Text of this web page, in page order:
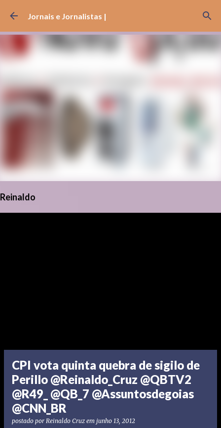
Pular para o conteúdo principal
Jornais e Jornalistas |
Reinaldo
CPI vota quinta quebra de sigilo de
Perillo @Reinaldo_Cruz @QBTV2
@R49_ @QB_7 @Assuntosdegoias
@CNN_BR
postado por Reinaldo Cruz em junho 13, 2012